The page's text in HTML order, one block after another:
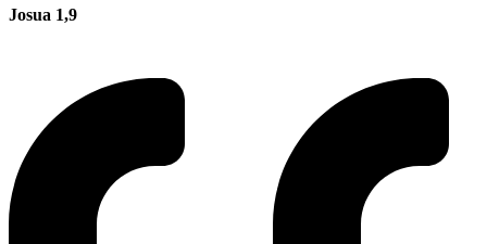
Josua 1,9